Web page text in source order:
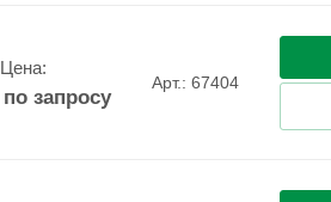
Цена:
по запросу
Арт.: 67404